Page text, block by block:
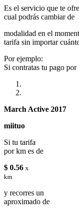
Es el servicio que te
cual podrás cambiar de
modalidad en el
tarifa sin importar
Por ejemplo:
Si contratas tu pago
March Active 2017
miituo
Si tu tarifa
por km es de
$ 0.56 x
km
y recorres un
aproximado de